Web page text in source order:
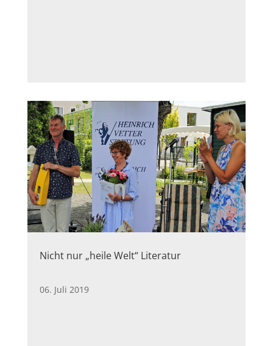
Nicht nur „heile Welt“ Literatur
06. Juli 2019